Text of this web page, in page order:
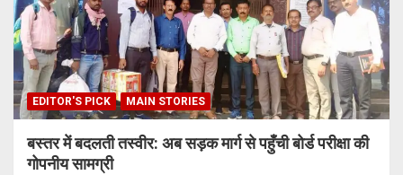
EDITOR'S PICK MAIN STORIES
बस्तर में बदलती तस्वीर: अब सड़क मार्ग से पहुँची बोर्ड परीक्षा की
गोपनीय सामग्री